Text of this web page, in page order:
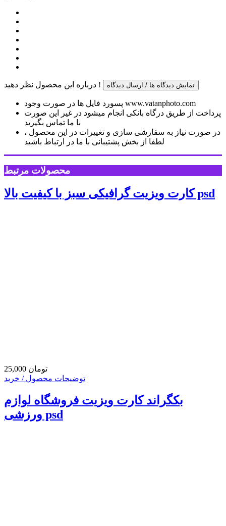
درباره این محصول نظر دهید ! نمایش دیدگاه ها / ارسال دیدگاه
پسورد فایل ها در صورت وجود www.vatanphoto.com
پرداخت از طریق درگاه بانکی انجام میشود در غیر این صورت
با ما تماس بگیرید
در صورت نیاز به سفارشی سازی و تغییرات در این محصول ،
لطفا از بخش پشتیبانی با ما در ارتباط باشید
محصولات مرتبط
کارت ویزیت گرافیکی سبز با کیفیت بالا psd
25,000 تومان
توضیحات محصول / خرید
بکگراند کارت ویزیت فروشگاه لوازم
ورزشی psd